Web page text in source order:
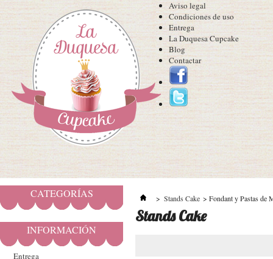
Aviso legal
Condiciones de uso
Entrega
La Duquesa Cupcake
Blog
Contactar
CATEGORÍAS
INFORMACIÓN
Entrega
> Stands Cake > Fondant y Pastas de
Stands Cake